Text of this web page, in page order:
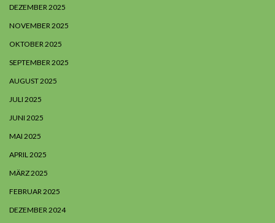
DEZEMBER 2025
NOVEMBER 2025
OKTOBER 2025
SEPTEMBER 2025
AUGUST 2025
JULI 2025
JUNI 2025
MAI 2025
APRIL 2025
MÄRZ 2025
FEBRUAR 2025
DEZEMBER 2024